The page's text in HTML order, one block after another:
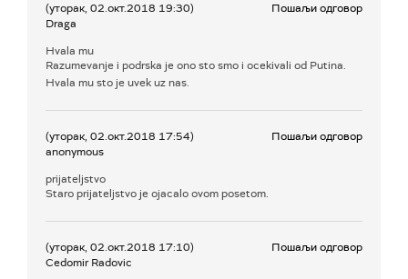
(уторак, 02.окт.2018 19:30)
Draga
Пошаљи одговор
Hvala mu
Razumevanje i podrska je ono sto smo i ocekivali od Putina.
Hvala mu sto je uvek uz nas.
(уторак, 02.окт.2018 17:54)
anonymous
Пошаљи одговор
prijateljstvo
Staro prijateljstvo je ojacalo ovom posetom.
(уторак, 02.окт.2018 17:10)
Cedomir Radovic
Пошаљи одговор